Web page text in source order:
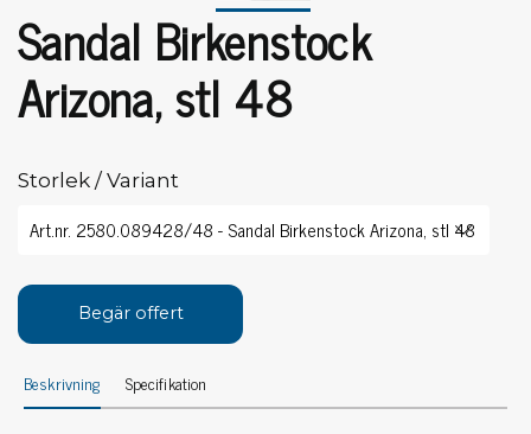
Sandal Birkenstock
Arizona, stl 48
Storlek / Variant
Begär offert
Beskrivning Specifikation